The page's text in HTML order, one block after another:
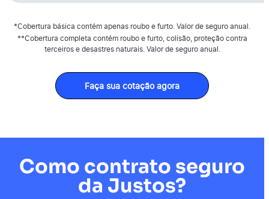
*Cobertura básica contém apenas roubo e furto. Valor de seguro anual.
**Cobertura completa contém roubo e furto, colisão, proteção contra
terceiros e desastres naturais. Valor de seguro anual.
Faça sua cotação agora
Como contrato seguro
da Justos?